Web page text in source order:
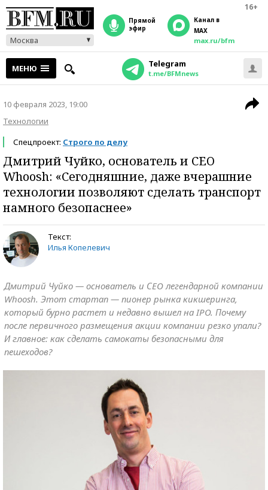
16+
Москва
прямой
эфир
Канал в
MAX
max.ru/bfm
МЕНЮ Telegram
t.me/BFMnews
10 февраля 2023, 19:00
Технологии
Спецпроект: Строго по делу
Дмитрий Чуйко, основатель и СEO
Whoosh: «Сегодняшние, даже вчерашние
технологии позволяют сделать транспорт
намного безопаснее»
Текст:
Илья Копелевич
Дмитрий Чуйко — основатель и СEO легендарной компании
Whoosh. Этот стартап — пионер рынка кикшеринга,
который бурно растет и недавно вышел на IPO. Почему
после первичного размещения акции компании резко упали?
И главное: как сделать самокаты безопасными для
пешеходов?